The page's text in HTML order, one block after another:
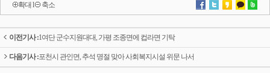
확대 l 축소
이전기사 :1여단 군수지원대대, 가평 조종면에 컵라면 기탁
다음기사 :포천시 관인면, 추석 명절 맞아 사회복지시설 위문 나서